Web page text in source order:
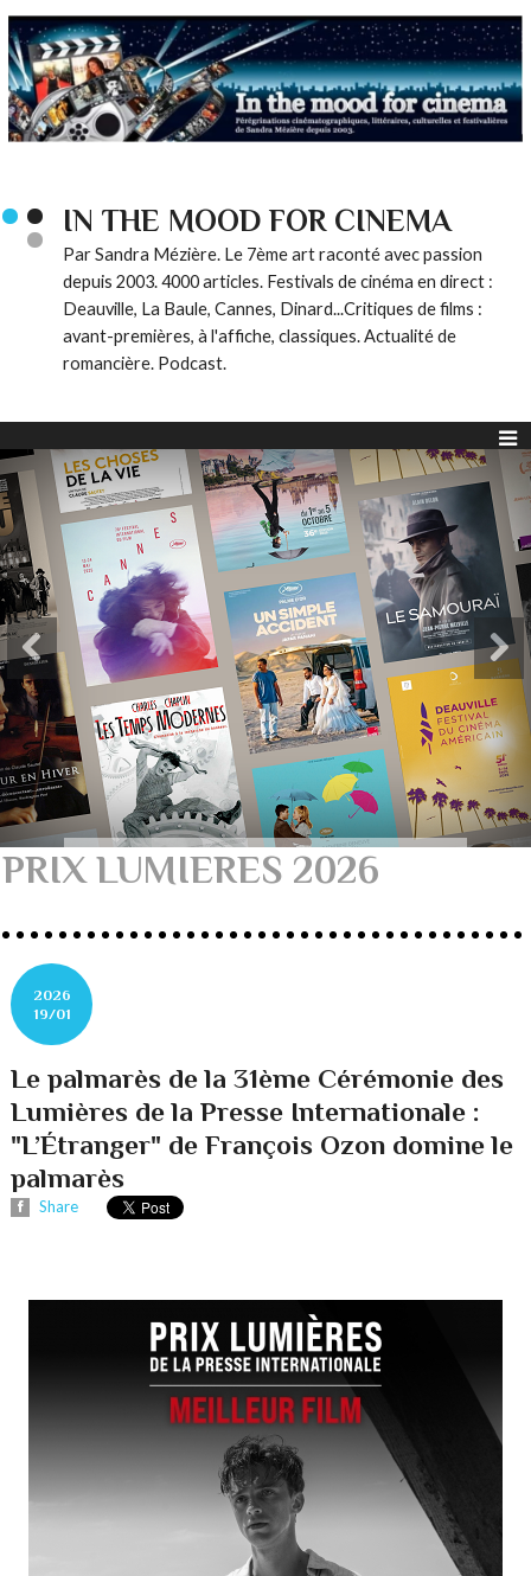
IN THE MOOD FOR CINEMA
Par Sandra Mézière. Le 7ème art raconté avec passion
depuis 2003. 4000 articles. Festivals de cinéma en direct :
Deauville, La Baule, Cannes, Dinard...Critiques de films :
avant-premières, à l'affiche, classiques. Actualité de
romancière. Podcast.
PRIX LUMIERES 2026
2026
19/01
Le palmarès de la 31ème Cérémonie des
Lumières de la Presse Internationale :
"L’Étranger" de François Ozon domine le
palmarès
Share